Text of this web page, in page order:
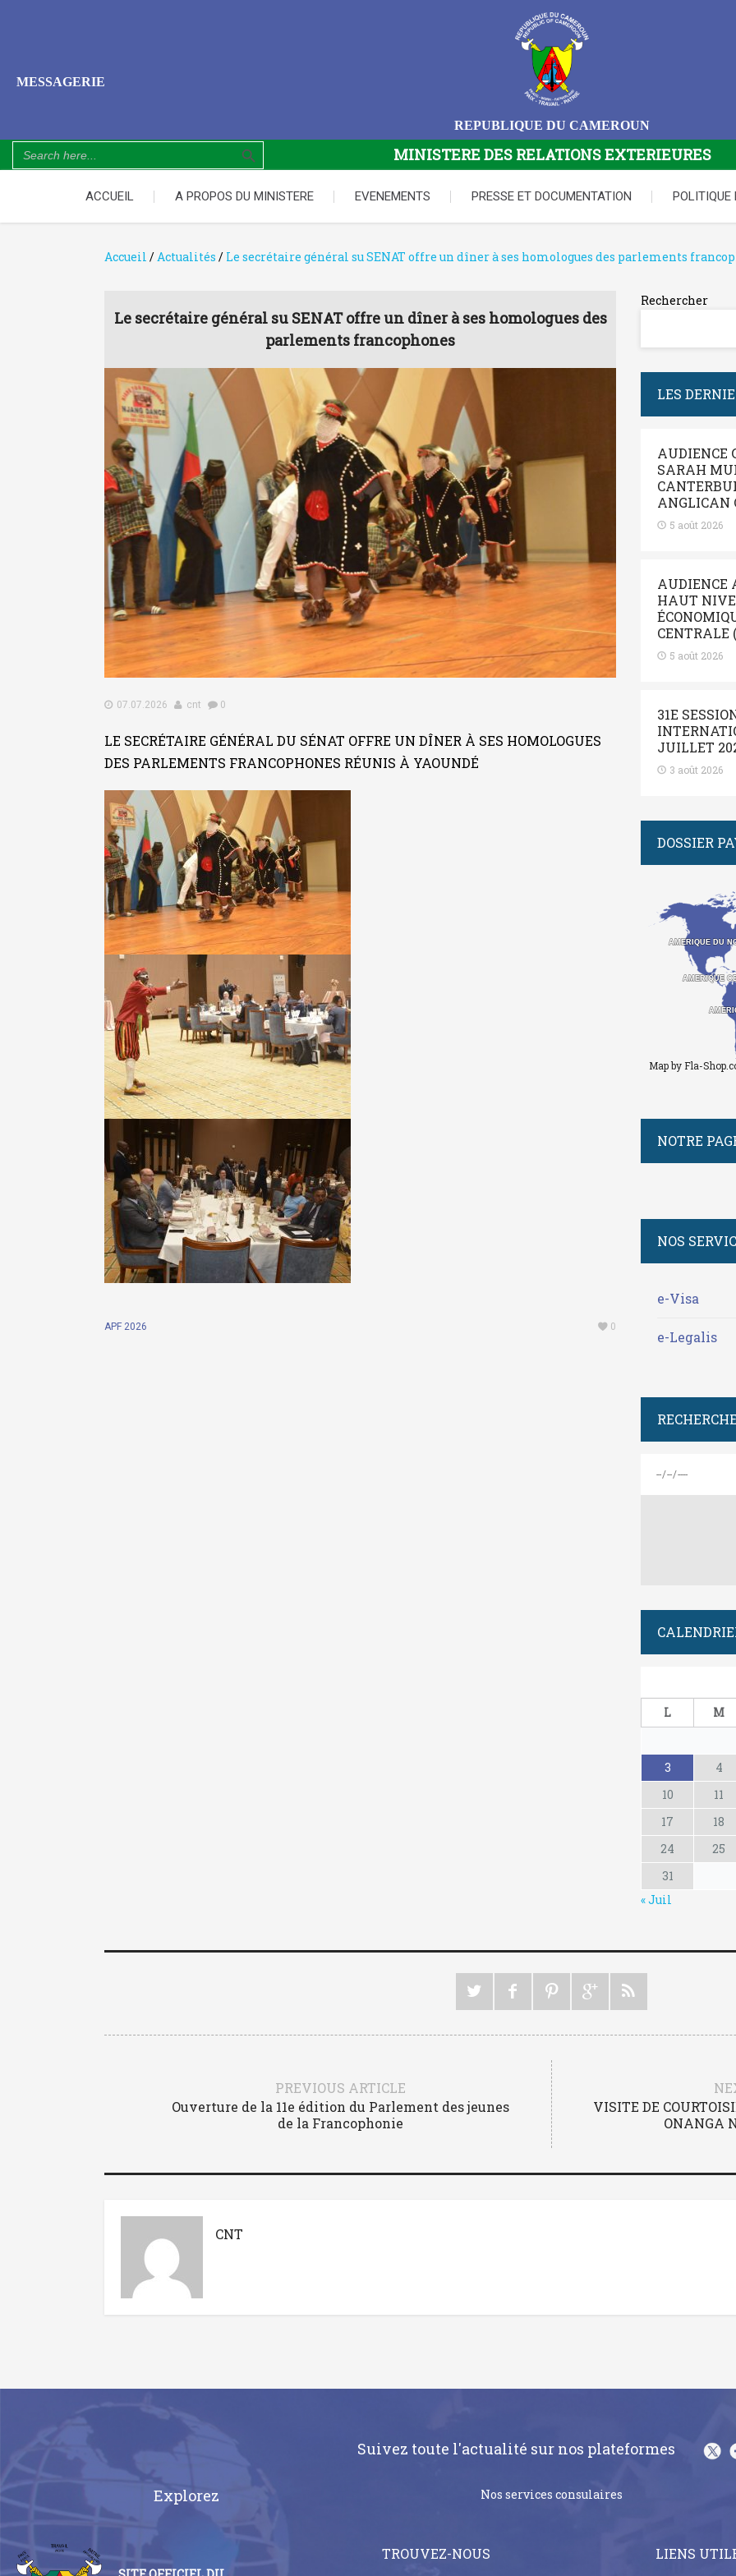
MESSAGERIE
REPUBLIQUE DU CAMEROUN
Search
for:
Search Button
MINISTERE DES RELATIONS EXTERIEURES
ACCUEIL A PROPOS DU MINISTERE EVENEMENTS PRESSE ET DOCUMENTATION POLITIQUE
Accueil /Actualités / Le secrétaire général su SENAT offre un dîner à ses homologues des parlements
Le secrétaire général su SENAT offre un dîner à ses homologues des
parlements francophones
07.07.2026 cnt 0
LE SECRÉTAIRE GÉNÉRAL DU SÉNAT OFFRE UN DÎNER À SES HOMOLOGUES
DES PARLEMENTS FRANCOPHONES RÉUNIS À YAOUNDÉ
APF 2026 0
Rechercher
LES
AUDIENCE
SARAH
ANGLICAN
5 août 2026
AUDIENCE
HAUT
CENTRALE
5 août 2026
31E
JUILLET
3 août 2026
DOSSIER
AMERIQUE
AMERIQUE
AMERIQUE DU
AMERIQUE DU
Map by Fla-
NOTRE
NOS
e-Visa
e-Legalis
L
M
3
4
10
11
17
18
24
25
31
« Juil
PREVIOUS ARTICLE
Ouverture de la 11e édition du Parlement des jeunes
de la Francophonie
VISITE DE
ONANGA
CNT
Suivez toute l'actualité sur nos plateformes
Explorez Nos services consulaires
TROUVEZ-NOUS LIENS